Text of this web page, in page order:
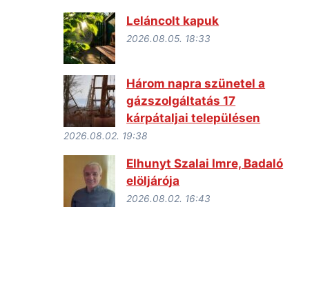
Leláncolt kapuk
2026.08.05. 18:33
Három napra szünetel a
gázszolgáltatás 17
kárpátaljai településen
2026.08.02. 19:38
Elhunyt Szalai Imre, Badaló
elöljárója
2026.08.02. 16:43